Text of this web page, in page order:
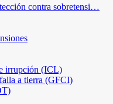
contra sobretensi…
irrupción (ICL)
a tierra (GFCI)